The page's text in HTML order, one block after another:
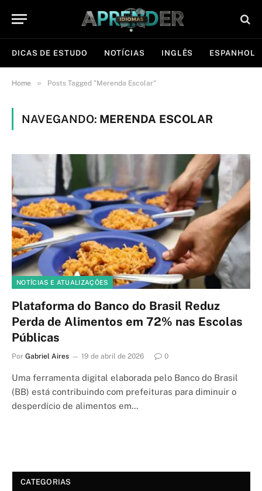
DICAS DE ESTUDO NOTÍCIAS INGLÊS ESPANHOL
Home » Posts Tagged "Merenda Escolar"
NAVEGANDO: MERENDA ESCOLAR
NOTÍCIAS E ATUALIZAÇÕES
Plataforma do Banco do Brasil Reduz
Perda de Alimentos em 72% nas Escolas
Públicas
Por Gabriel Aires 19 de abril de 2026 0
Uma ferramenta digital elaborada pelo Banco do Brasil
(BB) está contribuindo com prefeituras para diminuir o
desperdício de alimentos em…
CATEGORIAS